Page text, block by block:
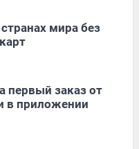
мира без
первый заказ от
в приложении